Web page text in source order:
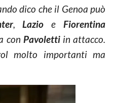
dico che il Genoa può
, Lazioe Fiorentina
con Pavolettiin attacco.
molto importanti ma